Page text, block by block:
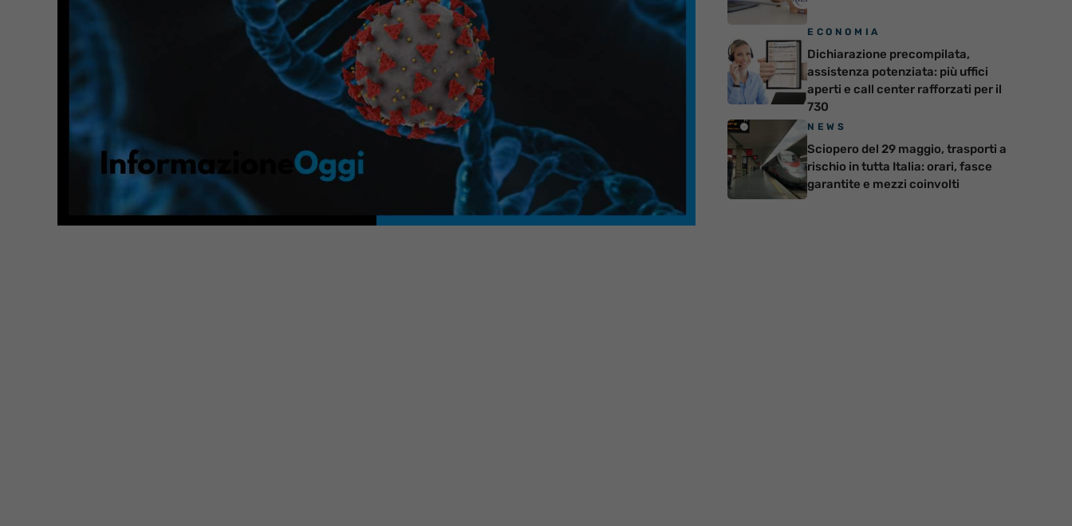
ECONOMIA
Dichiarazione precompilata,
assistenza potenziata: più uffici
aperti e call center rafforzati per il
730
NEWS
Sciopero del 29 maggio, trasporti a
rischio in tutta Italia: orari, fasce
garantite e mezzi coinvolti